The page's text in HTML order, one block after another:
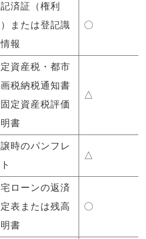
済証（権利
または登記識
報
〇
資産税・都市
税納税通知書
定資産税評価
書
△
時のパンフレ
△
ローンの返済
表または残高
書
〇